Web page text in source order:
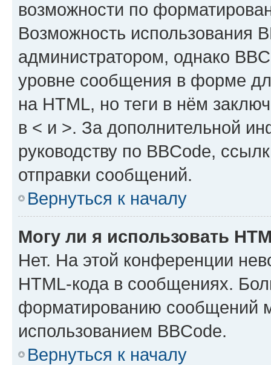
возможности по
Возможность использования
администратором, однако
уровне сообщения в форме
на HTML, но теги в нём
в < и >. За дополнительной
руководству по BBCode,
отправки сообщений.
Вернуться к началу
Могу ли я использовать
Нет. На этой конференции
HTML-кода в сообщениях.
форматированию сообщений
использованием BBCode.
Вернуться к началу